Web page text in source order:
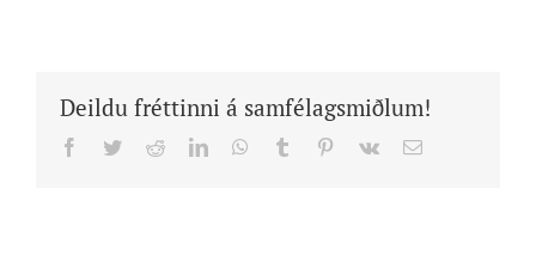
Deildu fréttinni á samfélagsmiðlum!
Facebook
TwitterRedditLinkedInWhatsApp
Tumblr Pinterest
Vk Email